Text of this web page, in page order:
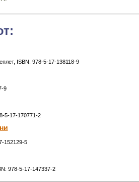
ISBN: 978-5-17-138118-9
9
5-17-170771-2
152129-5
978-5-17-147337-2